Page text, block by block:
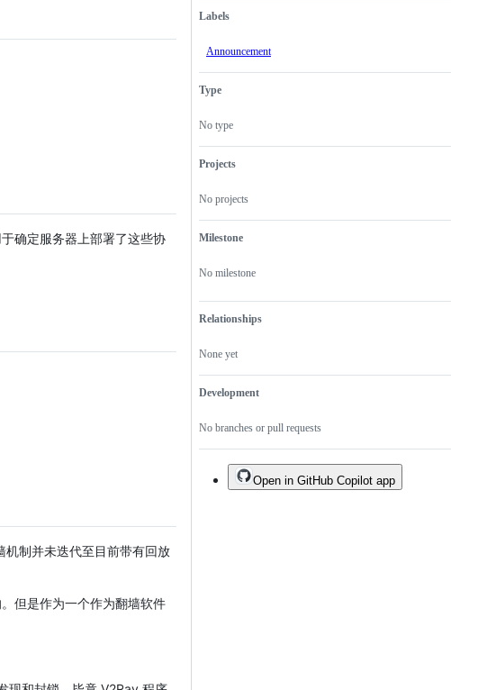
确定服务器上部署了这些协
制并未迭代至目前带有回放
但是作为一个作为翻墙软件
Labels
Announcement
Type
No type
Projects
No projects
Milestone
No milestone
Relationships
None yet
Development
No branches or pull requests
Open in GitHub Copilot app